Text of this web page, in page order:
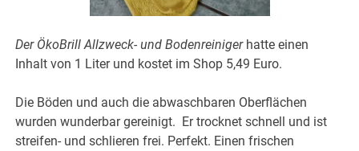
Der ÖkoBrill Allzweck- und Bodenreinigerhatte einen
Inhalt von 1 Liter und kostet im Shop 5,49 Euro.
Die Böden und auch die abwaschbaren Oberflächen
wurden wunderbar gereinigt. Er trocknet schnell und ist
streifen- und schlieren frei. Perfekt. Einen frischen